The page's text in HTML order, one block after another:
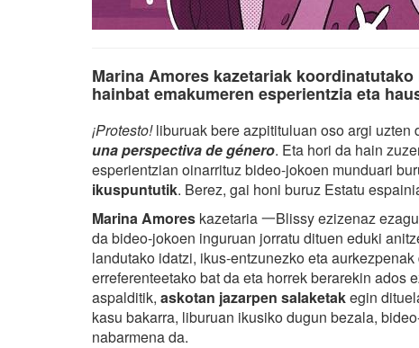
Marina Amores kazetariak
hainbat emakumeren esperientzia eta
¡Protesto!liburuak bere azpitituluan oso argi
una perspectiva de género. Eta hori da hain
esperientzian oinarrituz bideo-jokoen munduari
ikuspuntutik. Berez, gai honi buruz Estatu
Marina Amores kazetaria 一Blissy ezizenaz
da bideo-jokoen inguruan jorratu dituen eduki
landutako idatzi, ikus-entzunezko eta
erreferenteetako bat da eta horrek berarekin ados
aspalditik, askotan jazarpen salaketakegin
kasu bakarra, liburuan ikusiko dugun bezala,
nabarmena da.